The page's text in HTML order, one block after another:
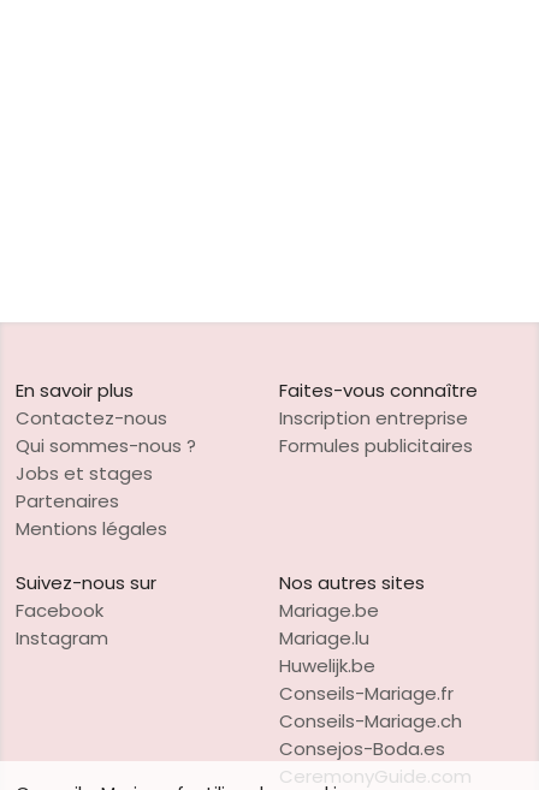
En savoir plus
Contactez-nous
Qui sommes-nous ?
Jobs et stages
Partenaires
Mentions légales
Faites-vous connaître
Inscription entreprise
Formules publicitaires
Suivez-nous sur
Facebook
Instagram
Nos autres sites
Mariage.be
Mariage.lu
Huwelijk.be
Conseils-Mariage.fr
Conseils-Mariage.ch
Consejos-Boda.es
CeremonyGuide.com